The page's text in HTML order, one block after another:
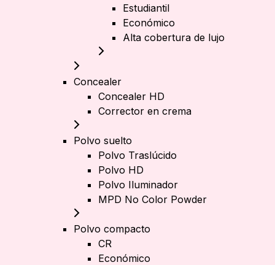
Estudiantil
Económico
Alta cobertura de lujo
Concealer
Concealer HD
Corrector en crema
Polvo suelto
Polvo Traslúcido
Polvo HD
Polvo Iluminador
MPD No Color Powder
Polvo compacto
CR
Económico